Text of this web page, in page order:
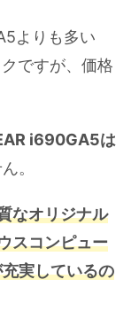
よりも多い
ですが、価格
i690GA5は
。
なオリジナル
スコンピュー
実しているの